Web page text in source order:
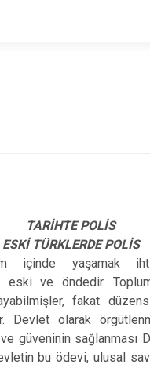
TARİHTE POLİS
ESKİ TÜRKLERDE POLİS
içinde yaşamak
eski ve öndedir.
fakat
Devlet olarak
güveninin sağlanması
bu ödevi, ulusal